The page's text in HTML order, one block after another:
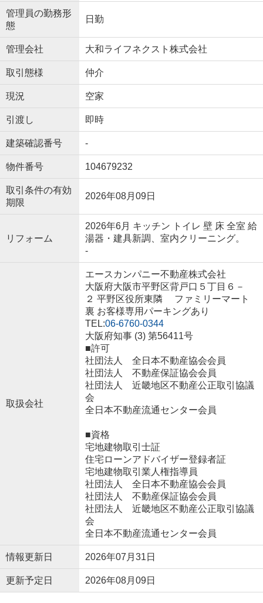
管理員の勤務形
態
日勤
管理会社 大和ライフネクスト株式会社
取引態様 仲介
現況 空家
引渡し 即時
建築確認番号 -
物件番号 104679232
取引条件の有効
期限
2026年08月09日
リフォーム
2026年6月 キッチン トイレ 壁 床 全室 給
湯器・建具新調、室内クリーニング。
-
取扱会社
エースカンパニー不動産株式会社
大阪府大阪市平野区背戸口５丁目６－
２ 平野区役所東隣 ファミリーマート
裏 お客様専用パーキングあり
TEL:06-6760-0344
大阪府知事 (3) 第56411号
■許可
社団法人 全日本不動産協会会員
社団法人 不動産保証協会会員
社団法人 近畿地区不動産公正取引協議
会
全日本不動産流通センター会員
■資格
宅地建物取引士証
住宅ローンアドバイザー登録者証
宅地建物取引業人権指導員
社団法人 全日本不動産協会会員
社団法人 不動産保証協会会員
社団法人 近畿地区不動産公正取引協議
会
全日本不動産流通センター会員
情報更新日 2026年07月31日
更新予定日 2026年08月09日